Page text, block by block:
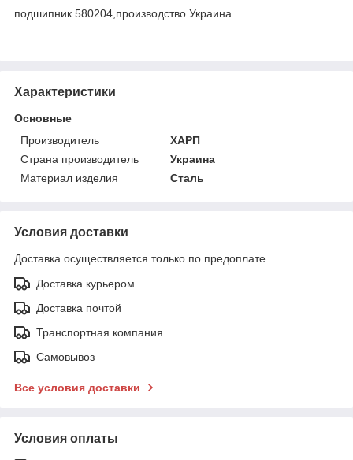
подшипник 580204,производство Украина
Характеристики
Основные
Производитель
ХАРП
Страна производитель
Украина
Материал изделия
Сталь
Условия доставки
Доставка осуществляется только по предоплате.
Доставка курьером
Доставка почтой
Транспортная компания
Самовывоз
Все условия доставки
Условия оплаты